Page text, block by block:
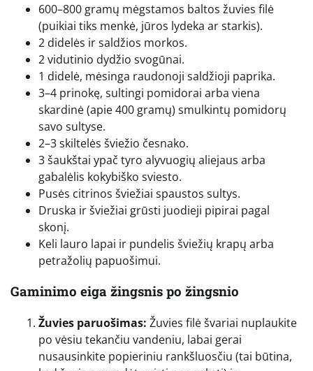
600–800 gramų mėgstamos baltos žuvies filė
(puikiai tiks menkė, jūros lydeka ar starkis).
2 didelės ir saldžios morkos.
2 vidutinio dydžio svogūnai.
1 didelė, mėsinga raudonoji saldžioji paprika.
3–4 prinokę, sultingi pomidorai arba viena
skardinė (apie 400 gramų) smulkintų pomidorų
savo sultyse.
2–3 skiltelės šviežio česnako.
3 šaukštai ypač tyro alyvuogių aliejaus arba
gabalėlis kokybiško sviesto.
Pusės citrinos šviežiai spaustos sultys.
Druska ir šviežiai grūsti juodieji pipirai pagal
skonį.
Keli lauro lapai ir pundelis šviežių krapų arba
petražolių papuošimui.
Gaminimo eiga žingsnis po žingsnio
Žuvies paruošimas: Žuvies filė švariai nuplaukite
po vėsiu tekančiu vandeniu, labai gerai
nusausinkite popieriniu rankšluosčiu (tai būtina,